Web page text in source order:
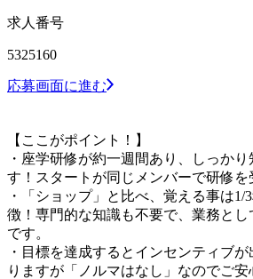
求人番号
5325160
応募画面に進む
【ここがポイント！】
・座学研修が約一週間あり、しっか
す！スタートが同じメンバーで研修を
・「ショップ」と比べ、覚える事は1/
徴！専門的な知識も不要で、業務と
です。
・目標を達成するとインセンティブ
りますが「ノルマはなし」なのでご